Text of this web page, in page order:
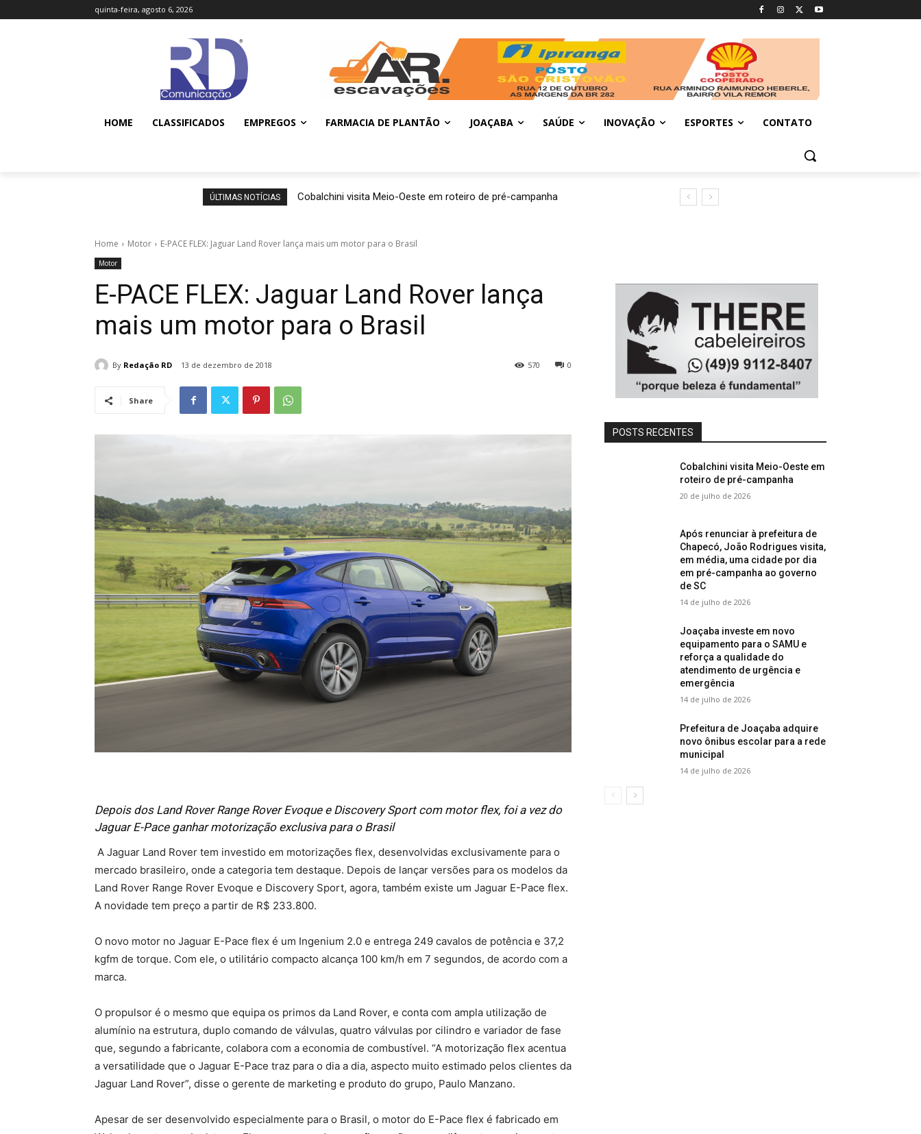
quinta-feira, agosto 6, 2026
HOME CLASSIFICADOS EMPREGOS FARMACIA DE PLANTÃO JOAÇABA SAÚDE INOVAÇÃO ESPORTES CONTATO
ÚLTIMAS NOTÍCIAS Cobalchini visita Meio-Oeste em roteiro de pré-campanha
Home Motor E-PACE FLEX: Jaguar Land Rover lança mais um motor para o Brasil
Motor
E-PACE FLEX: Jaguar Land Rover lança
mais um motor para o Brasil
By Redação RD 13 de dezembro de 2018 0
570
Share
Depois dos Land Rover Range Rover Evoque e Discovery Sport com motor flex, foi a vez do
Jaguar E-Pace ganhar motorização exclusiva para o Brasil
A Jaguar Land Rover tem investido em motorizações flex, desenvolvidas exclusivamente para o
mercado brasileiro, onde a categoria tem destaque. Depois de lançar versões para os modelos da
Land Rover Range Rover Evoque e Discovery Sport, agora, também existe um Jaguar E-Pace flex.
A novidade tem preço a partir de R$ 233.800.
O novo motor no Jaguar E-Pace flex é um Ingenium 2.0 e entrega 249 cavalos de potência e 37,2
kgfm de torque. Com ele, o utilitário compacto alcança 100 km/h em 7 segundos, de acordo com a
marca.
O propulsor é o mesmo que equipa os primos da Land Rover, e conta com ampla utilização de
alumínio na estrutura, duplo comando de válvulas, quatro válvulas por cilindro e variador de fase
que, segundo a fabricante, colabora com a economia de combustível. “A motorização flex acentua
a versatilidade que o Jaguar E-Pace traz para o dia a dia, aspecto muito estimado pelos clientes da
Jaguar Land Rover”, disse o gerente de marketing e produto do grupo, Paulo Manzano.
Apesar de ser desenvolvido especialmente para o Brasil, o motor do E-Pace flex é fabricado em
POSTS RECENTES
Cobalchini visita Meio-Oeste em
roteiro de pré-campanha
20 de julho de 2026
Após renunciar à prefeitura de
Chapecó, João Rodrigues visita,
em média, uma cidade por dia
em pré-campanha ao governo
de SC
14 de julho de 2026
Joaçaba investe em novo
equipamento para o SAMU e
reforça a qualidade do
atendimento de urgência e
emergência
14 de julho de 2026
Prefeitura de Joaçaba adquire
novo ônibus escolar para a rede
municipal
14 de julho de 2026